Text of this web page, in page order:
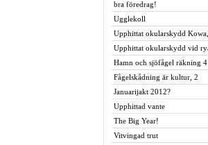
bra föredrag!
Ugglekoll
Upphittat okularskydd
Upphittat okularskydd vid
Hamn och sjöfågel räkning
Fågelskådning är kultur, 2
Januarijakt 2012?
Upphittad vante
The Big Year!
Vitvingad trut